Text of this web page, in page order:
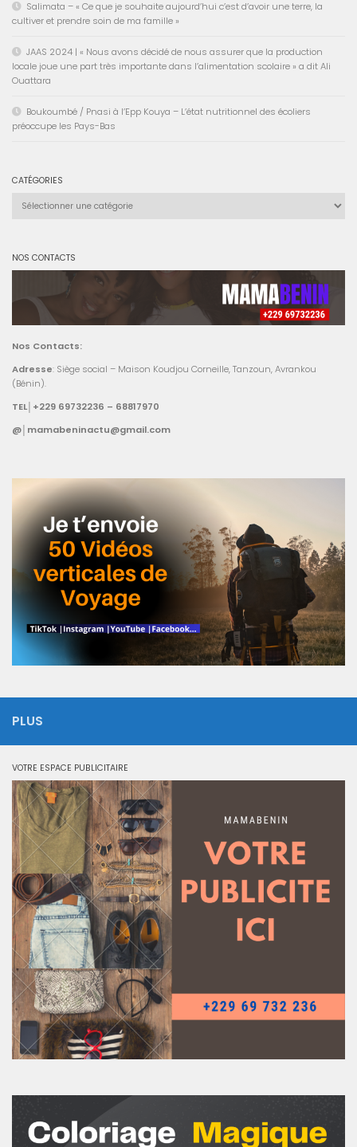
Salimata – « Ce que je souhaite aujourd’hui c’est d’avoir une terre, la
cultiver et prendre soin de ma famille »
JAAS 2024 | « Nous avons décidé de nous assurer que la production
locale joue une part très importante dans l’alimentation scolaire » a dit Ali
Ouattara
Boukoumbé / Pnasi à l’Epp Kouya – L’état nutritionnel des écoliers
préoccupe les Pays-Bas
CATÉGORIES
NOS CONTACTS
Nos Contacts:
Adresse: Siège social – Maison Koudjou Corneille, Tanzoun, Avrankou
(Bénin).
TEL│+229 69732236 – 68817970
@│mamabeninactu@gmail.com
PLUS
VOTRE ESPACE PUBLICITAIRE